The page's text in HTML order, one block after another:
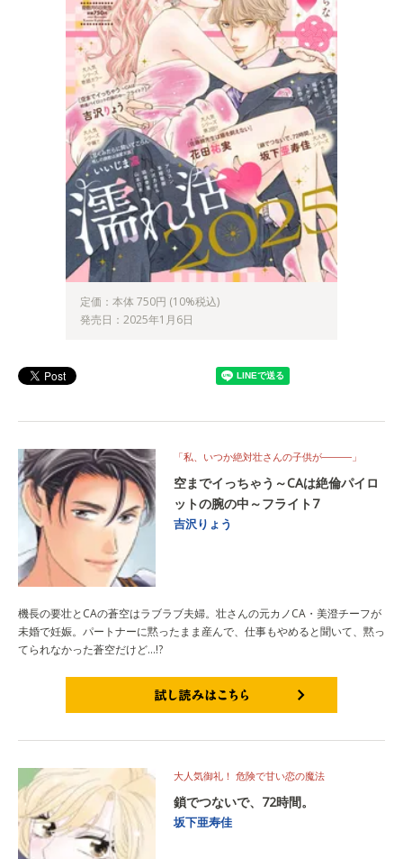
定価：本体 750円 (10%税込)
発売日：2025年1月6日
「私、いつか絶対壮さんの子供が―――」
空までイっちゃう～CAは絶倫パイロ
ットの腕の中～フライト7
吉沢りょう
機長の要壮とCAの蒼空はラブラブ夫婦。壮さんの元カノCA・美澄チーフが
未婚で妊娠。パートナーに黙ったまま産んで、仕事もやめると聞いて、黙っ
てられなかった蒼空だけど…!?
大人気御礼！ 危険で甘い恋の魔法
鎖でつないで、72時間。
坂下亜寿佳